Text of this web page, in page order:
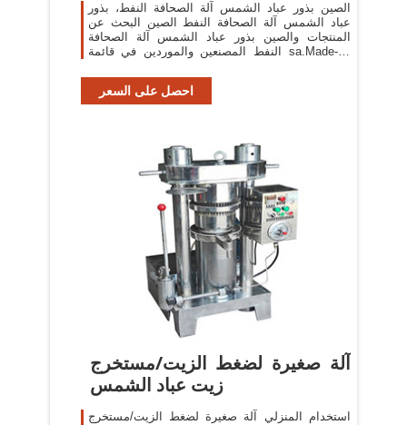
الصين بذور عباد الشمس آلة الصحافة النفط، بذور
عباد الشمس آلة الصحافة النفط الصين البحث عن
المنتجات والصين بذور عباد الشمس آلة الصحافة
النفط المصنعين والموردين في قائمة sa.Made-in-
احصل على السعر
آلة صغيرة لضغط الزيت/مستخرج
زيت عباد الشمس
استخدام المنزلي آلة صغيرة لضغط الزيت/مستخرج